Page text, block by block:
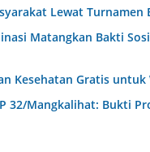
Lewat Turnamen
Matangkan Bakti
Kesehatan Gratis untuk
32/Mangkalihat: Bukti